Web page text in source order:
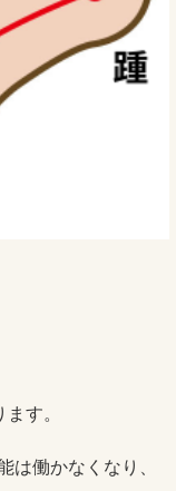
す。
は働かなくなり、